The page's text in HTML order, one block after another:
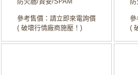
參考售價：請立即來電詢價
( 破壞行情廠商施壓！)
參
(